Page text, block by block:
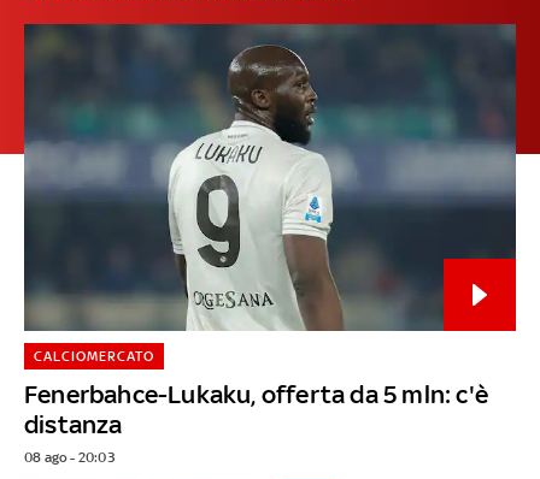
Fenerbahce-Lukaku, offerta da 5 mln: c'è
distanza
CALCIOMERCATO
08 ago - 20:03